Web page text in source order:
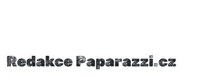
Redakce Paparazzi.cz